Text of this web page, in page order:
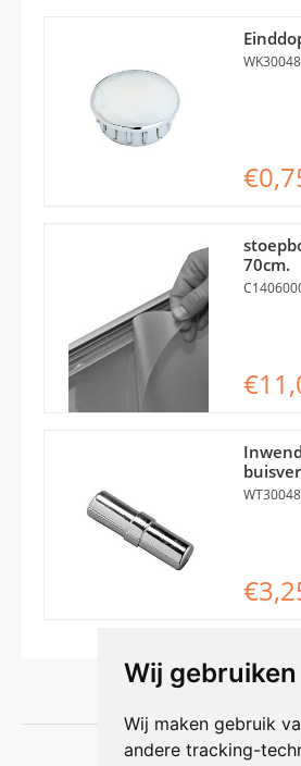
Wij
Wij maken gebruik
andere tracking-
WK30048
70cm.
WT30048